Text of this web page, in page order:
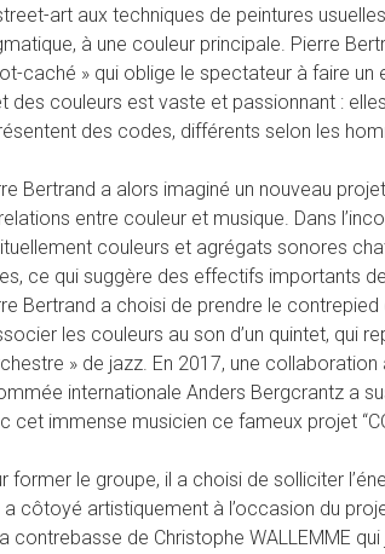
art aux techniques de peintures
à une couleur principale. Pierre
caché » qui oblige le spectateur à faire un
des couleurs est vaste et passionnant :
des codes, différents selon les
Bertrand a alors imaginé un nouveau
entre couleur et musique. Dans
couleurs et agrégats sonores
ce qui suggère des effectifs importants
Bertrand a choisi de prendre le
les couleurs au son d’un quintet, qui
» de jazz. En 2017, une
internationale Anders Bergcrantz a
cet immense musicien ce fameux projet
former le groupe, il a choisi de solliciter
a côtoyé artistiquement à l’occasion du
contrebasse de Christophe WALLEMME